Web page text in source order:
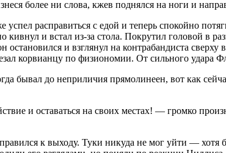
более ни слова, кжев поднялся на ноги и
успел расправиться с едой и теперь спокойно
кивнул и встал из-за стола. Покрутил головой
остановился и взглянул на контрабандиста
корвианцу по физиономии. От сильного удара
бывал до неприличия прямолинеен, вот как
и оставаться на своих местах! — громко
к выходу. Туки никуда не мог уйти —